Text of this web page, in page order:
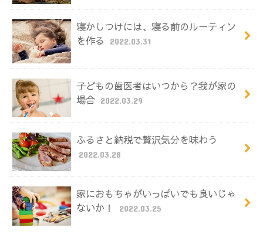
寝かしつけには、寝る前のルーティン
を作る
2022.03.31
子どもの歯医者はいつから？我が家の
場合 2022.03.29
ふるさと納税で贅沢気分を味わう
2022.03.28
家におもちゃがいっぱいでも良いじゃ
ないか！
2022.03.25